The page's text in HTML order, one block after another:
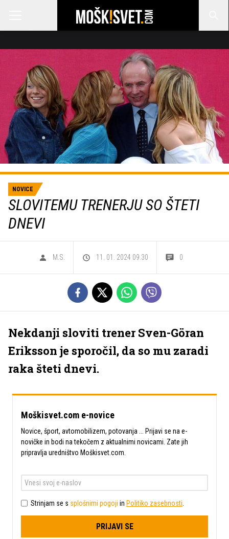
NOVICE
SLOVITEMU TRENERJU SO ŠTETI
DNEVI
M.S. 11. 01. 2024 09.30 0
Nekdanji sloviti trener Sven-Göran
Eriksson je sporočil, da so mu zaradi
raka šteti dnevi.
Moškisvet.com e-novice
Novice, šport, avtomobilizem, potovanja ... Prijavi se na e-
novičke in bodi na tekočem z aktualnimi novicami. Zate jih
pripravlja uredništvo Moškisvet.com.
Strinjam se s splošnimi pogoji in Politiko zasebnosti
PRIJAVI SE